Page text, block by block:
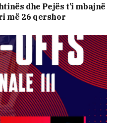
dhe Pejës t’i mbajnë
më 26 qershor